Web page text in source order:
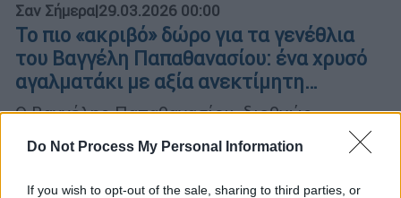
Do Not Process My Personal Information
If you wish to opt-out of the sale, sharing to third parties, or
Σαν Σήμερα|29.03.2026 00:00
Το πιο «ακριβό» δώρο για τα γενέθλια
του Βαγγέλη Παπαθανασίου: ένα χρυσό
αγαλματάκι με αξία ανεκτίμητη…
Ο Βαγγέλης Παπαθανασίου, διεθνώς
γνωστός ως Vangelis, ήταν σπουδαίος
μουσικός και συνθέτης της ηλεκτρονικής,